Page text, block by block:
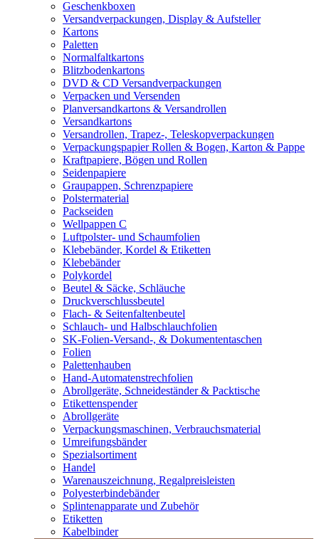
Geschenkboxen
Versandverpackungen, Display & Aufsteller
Kartons
Paletten
Normalfaltkartons
Blitzbodenkartons
DVD & CD Versandverpackungen
Verpacken und Versenden
Planversandkartons & Versandrollen
Versandkartons
Versandrollen, Trapez-, Teleskopverpackungen
Verpackungspapier Rollen & Bogen, Karton & Pappe
Kraftpapiere, Bögen und Rollen
Seidenpapiere
Graupappen, Schrenzpapiere
Polstermaterial
Packseiden
Wellpappen C
Luftpolster- und Schaumfolien
Klebebänder, Kordel & Etiketten
Klebebänder
Polykordel
Beutel & Säcke, Schläuche
Druckverschlussbeutel
Flach- & Seitenfaltenbeutel
Schlauch- und Halbschlauchfolien
SK-Folien-Versand-, & Dokumententaschen
Folien
Palettenhauben
Hand-Automatenstrechfolien
Abrollgeräte, Schneideständer & Packtische
Etikettenspender
Abrollgeräte
Verpackungsmaschinen, Verbrauchsmaterial
Umreifungsbänder
Spezialsortiment
Handel
Warenauszeichnung, Regalpreisleisten
Polyesterbindebänder
Splintenapparate und Zubehör
Etiketten
Kabelbinder